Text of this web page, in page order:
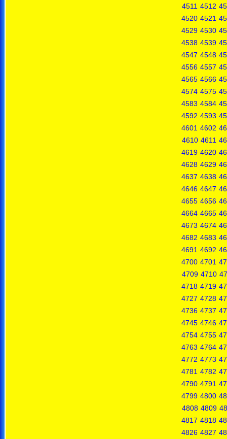
4511 4512
4520 4521
4529 4530
4538 4539
4547 4548
4556 4557
4565 4566
4574 4575
4583 4584
4592 4593
4601 4602
4610 4611
4619 4620
4628 4629
4637 4638
4646 4647
4655 4656
4664 4665
4673 4674
4682 4683
4691 4692
4700 4701
4709 4710
4718 4719
4727 4728
4736 4737
4745 4746
4754 4755
4763 4764
4772 4773
4781 4782
4790 4791
4799 4800
4808 4809
4817 4818
4826 4827